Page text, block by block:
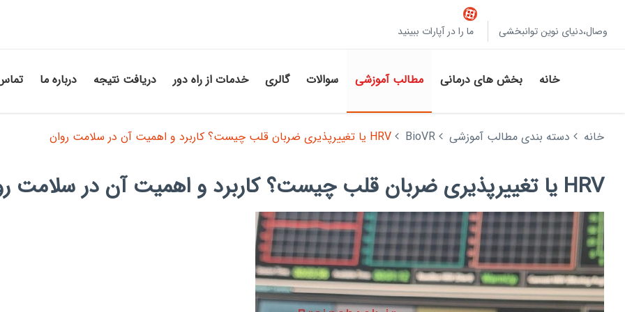
وصال،دنیای نوین توانبخشی ما را در آپارات ببینید
خانه بخش های درمانی مطالب آموزشی سوالات گالری خدمات از راه دور دریافت نتیجه درباره ما
خانه دسته بندی مطالب آموزشی BioVR HRV یا تغییرپذیری ضربان قلب چیست؟ کاربرد و اهمیت آن در سلامت روان
HRV یا تغییرپذیری ضربان قلب چیست؟ کاربرد و اهمیت آن در سلامت روان